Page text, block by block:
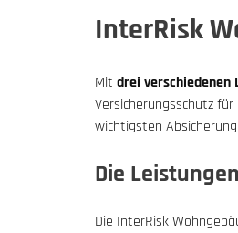
InterRisk
Mit drei verschiedenen
Versicherungsschutz
wichtigsten
Die
Die InterRisk